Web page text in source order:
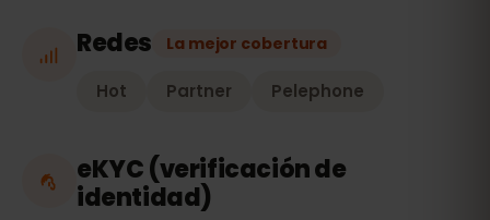
Redes La mejor cobertura
Hot Partner Pelephone
eKYC (verificación de
identidad)